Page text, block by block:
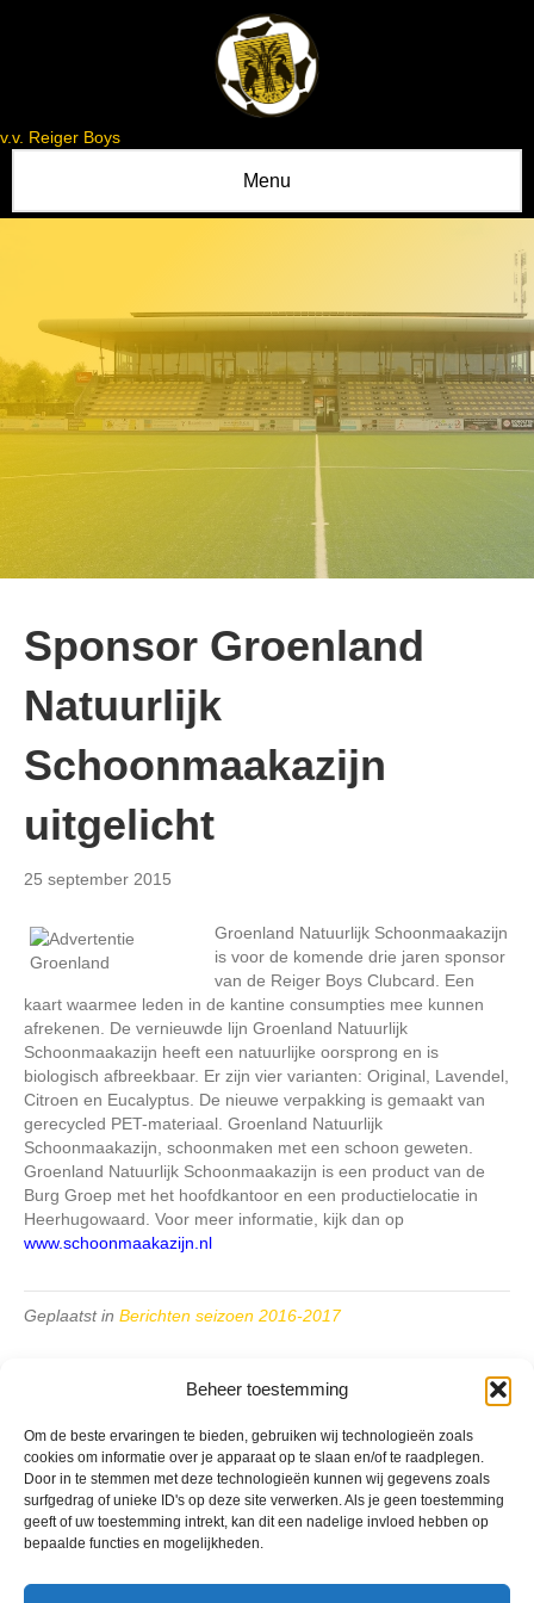
Beheer toestemming
Om de beste ervaringen te bieden, gebruiken wij technologieën zoals
cookies om informatie over je apparaat op te slaan en/of te raadplegen.
Door in te stemmen met deze technologieën kunnen wij gegevens zoals
surfgedrag of unieke ID's op deze site verwerken. Als je geen toestemming
geeft of uw toestemming intrekt, kan dit een nadelige invloed hebben op
bepaalde functies en mogelijkheden.
v.v. Reiger Boys
Menu
Sponsor Groenland
Natuurlijk
Schoonmaakazijn
uitgelicht
25 september 2015
Groenland Natuurlijk Schoonmaakazijn
is voor de komende drie jaren sponsor
van de Reiger Boys Clubcard. Een
kaart waarmee leden in de kantine consumpties mee kunnen
afrekenen. De vernieuwde lijn Groenland Natuurlijk
Schoonmaakazijn heeft een natuurlijke oorsprong en is
biologisch afbreekbaar. Er zijn vier varianten: Original, Lavendel,
Citroen en Eucalyptus. De nieuwe verpakking is gemaakt van
gerecycled PET-materiaal. Groenland Natuurlijk
Schoonmaakazijn, schoonmaken met een schoon geweten.
Groenland Natuurlijk Schoonmaakazijn is een product van de
Burg Groep met het hoofdkantoor en een productielocatie in
Heerhugowaard. Voor meer informatie, kijk dan op
www.schoonmaakazijn.nl
Geplaatst in Berichten seizoen 2016-2017
VV Reiger Boys
De Wending, Lotte Beesedijk 1
1705 NA Heerhugowaard